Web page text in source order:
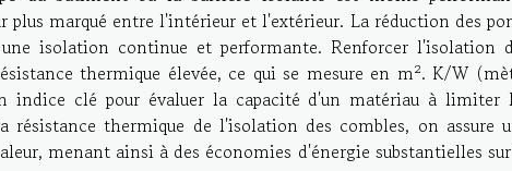
marqué entre l'intérieur et l'extérieur. La réduction des
isolation continue et performante. Renforcer l'isolation
thermique élevée, ce qui se mesure en m². K/W
indice clé pour évaluer la capacité d'un matériau à limiter
résistance thermique de l'isolation des combles, on assure
menant ainsi à des économies d'énergie substantielles